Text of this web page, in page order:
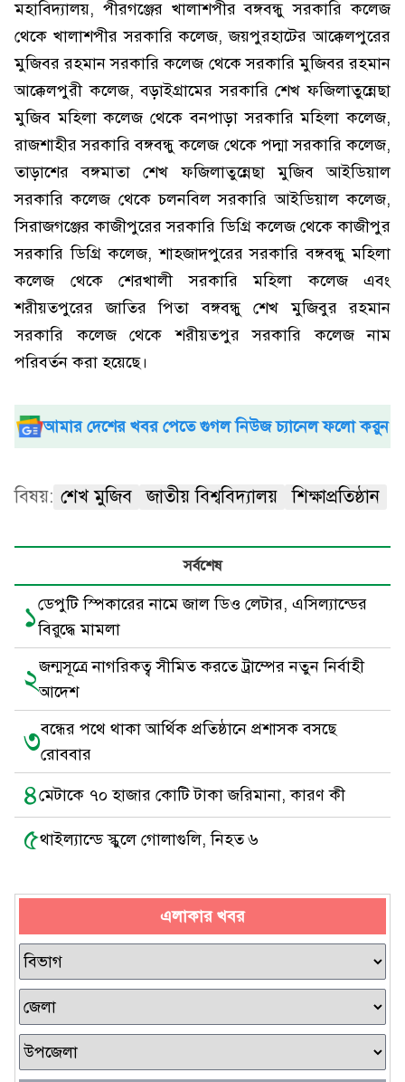
মহাবিদ্যালয়, পীরগঞ্জের খালাশপীর বঙ্গবন্ধু সরকারি কলেজ
থেকে খালাশপীর সরকারি কলেজ, জয়পুরহাটের আক্কেলপুরের
মুজিবর রহমান সরকারি কলেজ থেকে সরকারি মুজিবর রহমান
আক্কেলপুরী কলেজ, বড়াইগ্রামের সরকারি শেখ ফজিলাতুন্নেছা
মুজিব মহিলা কলেজ থেকে বনপাড়া সরকারি মহিলা কলেজ,
রাজশাহীর সরকারি বঙ্গবন্ধু কলেজ থেকে পদ্মা সরকারি কলেজ,
তাড়াশের বঙ্গমাতা শেখ ফজিলাতুন্নেছা মুজিব আইডিয়াল
সরকারি কলেজ থেকে চলনবিল সরকারি আইডিয়াল কলেজ,
সিরাজগঞ্জের কাজীপুরের সরকারি ডিগ্রি কলেজ থেকে কাজীপুর
সরকারি ডিগ্রি কলেজ, শাহজাদপুরের সরকারি বঙ্গবন্ধু মহিলা
কলেজ থেকে শেরখালী সরকারি মহিলা কলেজ এবং
শরীয়তপুরের জাতির পিতা বঙ্গবন্ধু শেখ মুজিবুর রহমান
সরকারি কলেজ থেকে শরীয়তপুর সরকারি কলেজ নাম
পরিবর্তন করা হয়েছে।
আমার দেশের খবর পেতে গুগল নিউজ চ্যানেল ফলো করুন
বিষয়: শেখ মুজিব জাতীয় বিশ্ববিদ্যালয় শিক্ষাপ্রতিষ্ঠান
সর্বশেষ
১ডেপুটি স্পিকারের নামে জাল ডিও লেটার, এসিল্যান্ডের
বিরুদ্ধে মামলা
২জন্মসূত্রে নাগরিকত্ব সীমিত করতে ট্রাম্পের নতুন নির্বাহী
আদেশ
৩বন্ধের পথে থাকা আর্থিক প্রতিষ্ঠানে প্রশাসক বসছে
রোববার
৪মেটাকে ৭০ হাজার কোটি টাকা জরিমানা, কারণ কী
৫থাইল্যান্ডে স্কুলে গোলাগুলি, নিহত ৬
এলাকার খবর